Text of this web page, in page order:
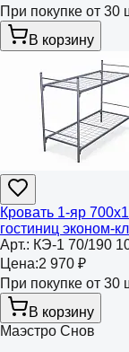
При покупке от 30
В корзину
Кровать 1-яр
гостиниц эконом-
Арт.: КЭ-1 70/190
Цена:2 970 ₽
При покупке от 30
В корзину
Маэстро Снов